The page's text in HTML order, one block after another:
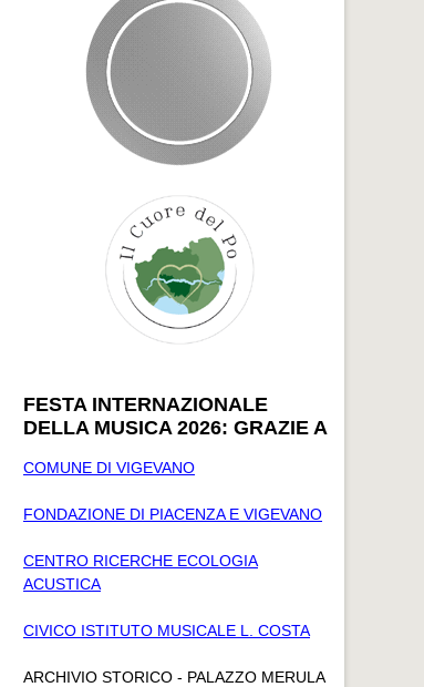
FESTA INTERNAZIONALE
DELLA MUSICA 2026: GRAZIE A
COMUNE DI VIGEVANO
FONDAZIONE DI PIACENZA E VIGEVANO
CENTRO RICERCHE ECOLOGIA
ACUSTICA
CIVICO ISTITUTO MUSICALE L. COSTA
ARCHIVIO STORICO - PALAZZO MERULA